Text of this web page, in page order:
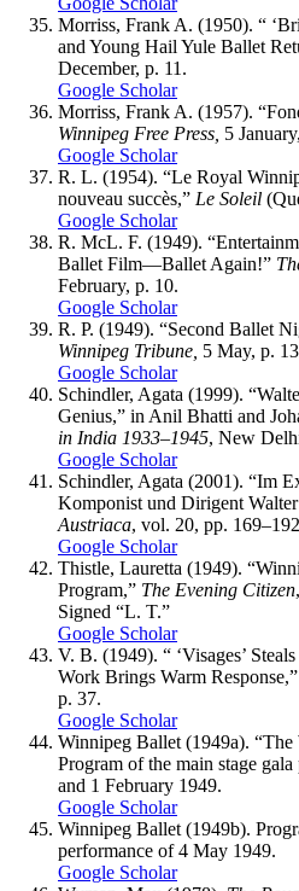
Morriss, Frank A. (1950). “
and Young Hail Yule Ballet
December, p. 11.
Google Scholar
Morriss, Frank A. (1957).
Winnipeg Free Press, 5
Google Scholar
R. L. (1954). “Le Royal
nouveau succès,” Le Soleil
Google Scholar
R. McL. F. (1949).
Ballet Film—Ballet Again!”
February, p. 10.
Google Scholar
R. P. (1949). “Second Ballet
Winnipeg Tribune, 5 May, p.
Google Scholar
Schindler, Agata (1999).
Genius,” in Anil Bhatti and
in India 1933–1945, New
Google Scholar
Schindler, Agata (2001). “Im
Komponist und Dirigent
Austriaca, vol. 20, pp.
Google Scholar
Thistle, Lauretta (1949).
Program,” The Evening Citizen
Signed “L. T.”
Google Scholar
V. B. (1949). “ ‘Visages’
Work Brings Warm Response,”
p. 37.
Google Scholar
Winnipeg Ballet (1949a). “The
Program of the main stage
and 1 February 1949.
Google Scholar
Winnipeg Ballet (1949b).
performance of 4 May 1949.
Google Scholar